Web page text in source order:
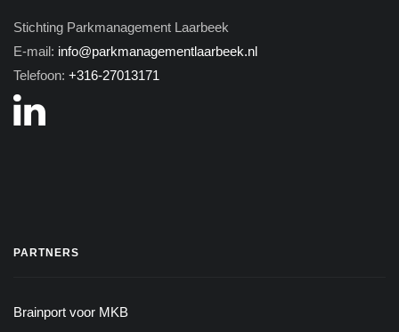
Stichting Parkmanagement Laarbeek
E-mail: info@parkmanagementlaarbeek.nl
Telefoon: +316-27013171
PARTNERS
Brainport voor MKB